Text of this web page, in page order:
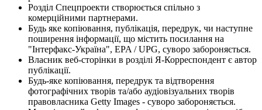
Розділ Спецпроекти створюється спільно з
комерційними партнерами.
Будь яке копіювання, публікація, передрук, чи наступне
поширення інформації, що містить посилання на
"Інтерфакс-Україна", EPA / UPG, суворо забороняється.
Власник веб-сторінки в розділі Я-Корреспондент є автор
публікації.
Будь-яке копіювання, передрук та відтворення
фотографічних творів та/або аудіовізуальних творів
правовласника Getty Images - суворо забороняється.